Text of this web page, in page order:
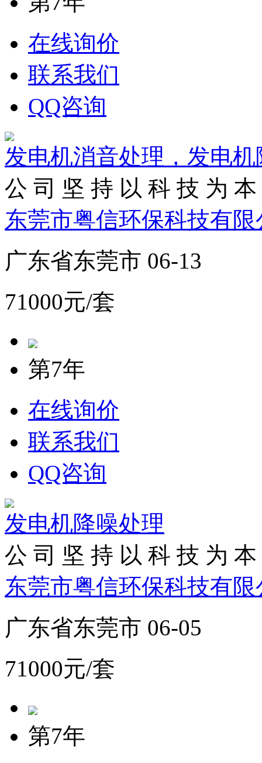
在线询价
联系我们
QQ咨询
发电机消音处理，发电
公 司 坚 持 以 科 技 为
东莞市粤信环保科技有限
广东省东莞市 06-13
71000元/套
第7年
在线询价
联系我们
QQ咨询
发电机降噪处理
公 司 坚 持 以 科 技 为
东莞市粤信环保科技有限
广东省东莞市 06-05
71000元/套
第7年